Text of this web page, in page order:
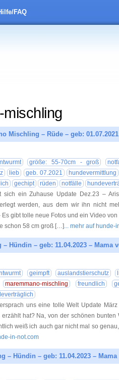
FAQ
Mischling – Rüde – geb:
größe: 55-70cm - groß
lieb geb. 07.2021
hundevermittlung
gechipt rüden notfälle
sich ein Zuhause Update Dez.23 –
werden, aus dem wir ihn nicht
gibt tolle neue Fotos und ein Video
schon 58 cm groß […]... mehr auf hunde-
Hündin – geb: 11.04.2023 – Mama
geimpft auslandstierschutz
maremmano-mischling freundlich
uns eine tolle Welt Update
hat? Na, von der schönen
weiß ich auch gar nicht mal so
in-not.com
– Hündin – geb: 11.04.2023 –